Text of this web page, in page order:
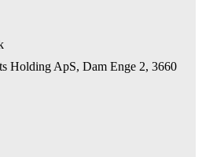
Holding ApS, Dam Enge 2, 3660